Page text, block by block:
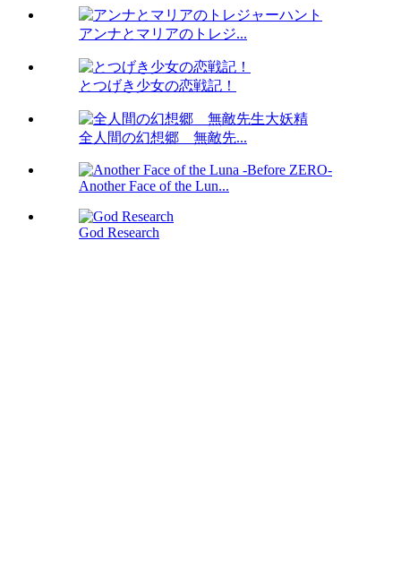
アンナとマリアのトレジ...
とつげき少女の恋戦記！
全人間の幻想郷 無敵先...
Another Face of the Lun...
God Research